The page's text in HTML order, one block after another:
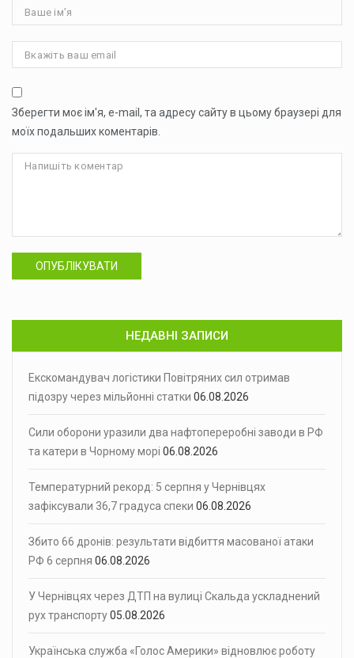
Зберегти моє ім'я, e-mail, та адресу сайту в цьому браузері для
моїх подальших коментарів.
ОПУБЛІКУВАТИ
НЕДАВНІ ЗАПИСИ
Екскомандувач логістики Повітряних сил отримав
підозру через мільйонні статки 06.08.2026
Сили оборони уразили два нафтопереробні заводи в РФ
та катери в Чорному морі 06.08.2026
Температурний рекорд: 5 серпня у Чернівцях
зафіксували 36,7 градуса спеки 06.08.2026
Збито 66 дронів: результати відбиття масованої атаки
РФ 6 серпня 06.08.2026
У Чернівцях через ДТП на вулиці Скальда ускладнений
рух транспорту05.08.2026
Українська служба «Голос Америки» відновлює роботу